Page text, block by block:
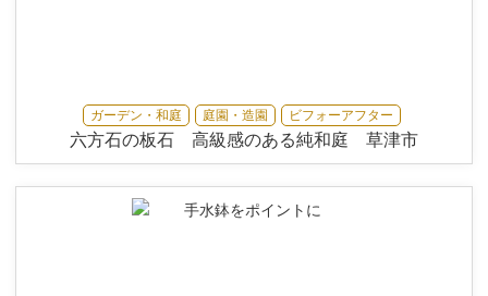
ガーデン・和庭 庭園・造園 ビフォーアフター
六方石の板石 高級感のある純和庭 草津市